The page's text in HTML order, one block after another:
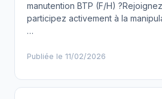
manutention BTP (F/H)
participez activement à la
…
Publiée le 11/02/2026